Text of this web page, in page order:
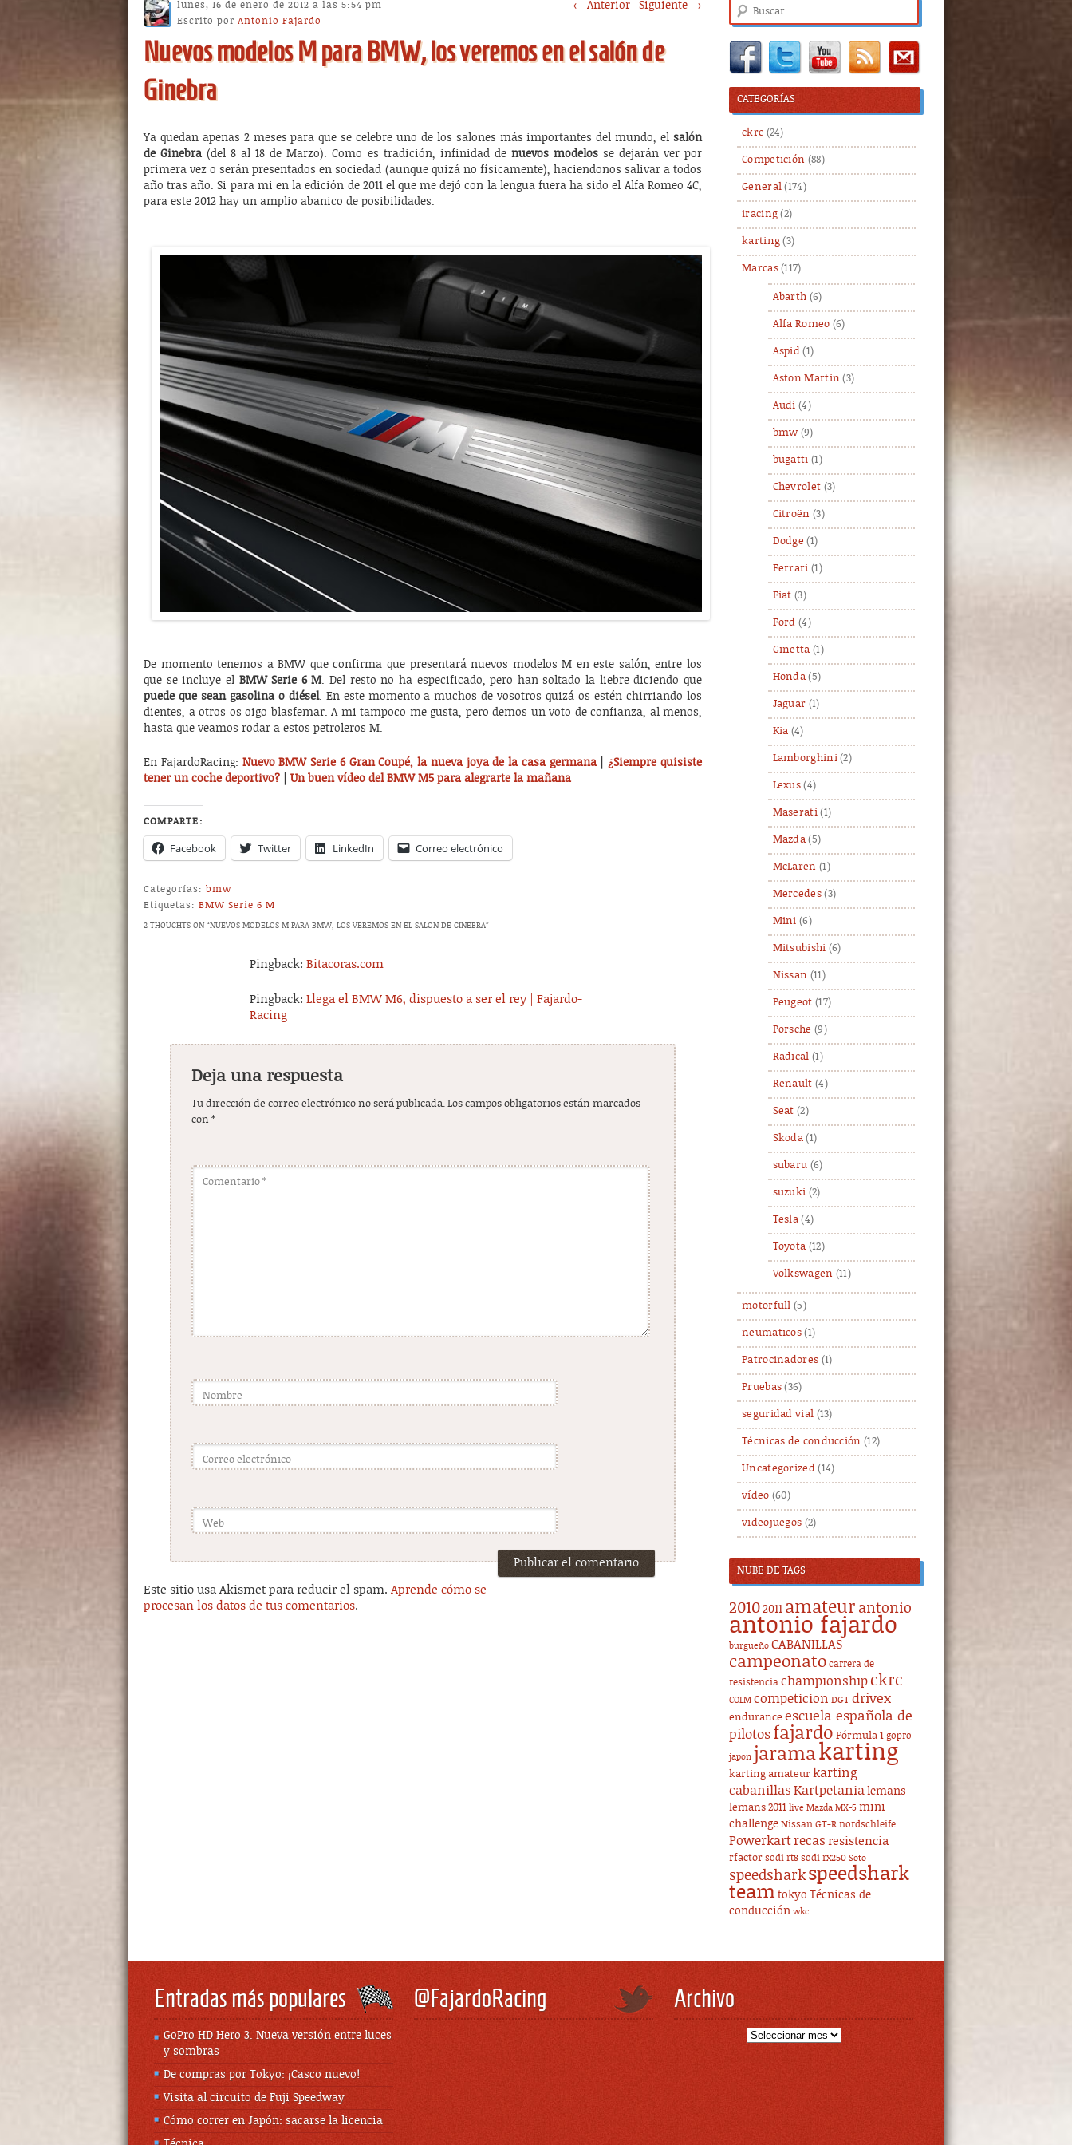
← Anterior Siguiente →
Nuevos modelos M para BMW, los veremos en el salón de
Ginebra
lunes, 16 de enero de 2012 a las 5:54 pm
Escrito por Antonio Fajardo
Ya quedan apenas 2 meses para que se celebre uno de los salones más importantes del mundo, el salón
de Ginebra (del 8 al 18 de Marzo). Como es tradición, infinidad denuevos modelosse dejarán ver por
primera vez o serán presentados en sociedad (aunque quizá no físicamente), haciendonos salivar a todos
año tras año. Si para mi en la edición de 2011 el que me dejó con la lengua fuera ha sido el Alfa Romeo 4C,
para este 2012 hay un amplio abanico de posibilidades.
De momento tenemos a BMW que confirma que presentará nuevos modelos M en este salón, entre los
que se incluye elBMW Serie 6 M. Del resto no ha especificado, pero han soltado la liebre diciendo que
puede que sean gasolina o diésel. En este momento a muchos de vosotros quizá os estén chirriando los
dientes, a otros os oigo blasfemar. A mi tampoco me gusta, pero demos un voto de confianza, al menos,
hasta que veamos rodar a estos petroleros M.
En FajardoRacing: Nuevo BMW Serie 6 Gran Coupé, la nueva joya de la casa germana| ¿Siempre quisiste
tener un coche deportivo?
Un buen vídeo del BMW M5 para alegrarte la mañana
COMPARTE:
Facebook Twitter LinkedIn Correo electrónico
Categorías: bmw
Etiquetas: BMW Serie 6 M
2 THOUGHTS ON “NUEVOS MODELOS M PARA BMW, LOS VEREMOS EN EL SALÓN DE GINEBRA”
Pingback:Bitacoras.com
Pingback:Llega el BMW M6, dispuesto a ser el rey | Fajardo-
Racing
Deja una respuesta
Tu dirección de correo electrónico no será publicada. Los campos obligatorios están marcados
con *
Comentario *
Nombre
Correo electrónico
Web
Este sitio usa Akismet para reducir el spam. Aprende cómo se
procesan los datos de tus comentarios.
Buscar
CATEGORÍAS
ckrc (24)
Competición (88)
General (174)
iracing (2)
karting (3)
Marcas(117)
Abarth (6)
Alfa Romeo (6)
Aspid (1)
Aston Martin (3)
Audi (4)
bmw (9)
bugatti (1)
Chevrolet (3)
Citroën (3)
Dodge (1)
Ferrari (1)
Fiat (3)
Ford (4)
Ginetta (1)
Honda (5)
Jaguar (1)
Kia (4)
Lamborghini(2)
Lexus (4)
Maserati(1)
Mazda (5)
McLaren (1)
Mercedes(3)
Mini (6)
Mitsubishi (6)
Nissan (11)
Peugeot (17)
Porsche (9)
Radical (1)
Renault (4)
Seat (2)
Skoda (1)
subaru (6)
suzuki (2)
Tesla (4)
Toyota (12)
Volkswagen (11)
motorfull (5)
neumaticos (1)
Patrocinadores (1)
Pruebas (36)
seguridad vial (13)
Técnicas de conducción (12)
Uncategorized(14)
vídeo (60)
videojuegos (2)
NUBE DE TAGS
20102011 amateur antonio
antonio fajardo
burgueño CABANILLAS
campeonato carrera de
resistencia championship ckrc
COLM competicion DGT drivex
endurance escuela española de
pilotos fajardo Fórmula 1 gopro
japon jaramakarting
karting amateur karting
cabanillas Kartpetanialemans
lemans 2011 live Mazda MX-5 mini
challenge Nissan GT-R nordschleife
Powerkart recas resistencia
rfactor sodi rt8 sodi rx250 Soto
speedshark speedshark
team tokyo Técnicas de
conducción wkc
Entradas más populares
GoPro HD Hero 3. Nueva versión entre luces
y sombras
De compras por Tokyo: ¡Casco nuevo!
Visita al circuito de Fuji Speedway
Cómo correr en Japón: sacarse la licencia
@FajardoRacing Archivo